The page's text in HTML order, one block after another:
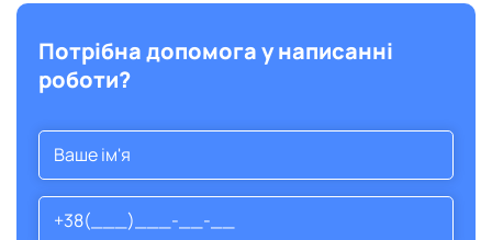
Потрібна допомога у написанні
роботи?